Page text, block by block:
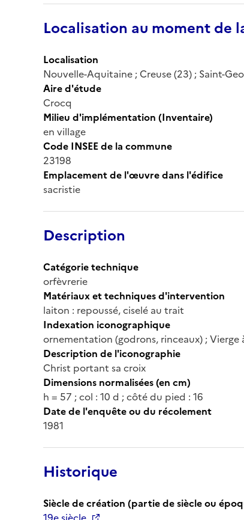
Localisation au moment de
Localisation
Nouvelle-Aquitaine ; Creuse (23) ; Saint-
Aire d'étude
Crocq
Milieu d'implémentation (Inventaire)
en village
Code INSEE de la commune
23198
Emplacement de l'œuvre dans l'édifice
sacristie
Description
Catégorie technique
orfèvrerie
Matériaux et techniques d'intervention
laiton : repoussé, ciselé au trait
Indexation iconographique
ornementation (godrons, rinceaux) ; Vierge
Description de l'iconographie
Christ portant sa croix
Dimensions normalisées (en cm)
h = 57 ; col : 10 d ; côté du pied : 16
Date de l'enquête ou du récolement
1981
Historique
Siècle de création (partie de siècle ou